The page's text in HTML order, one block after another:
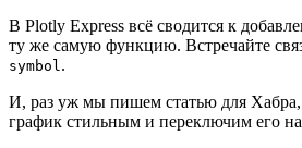
В Plotly Express всё сводится к
ту же самую функцию. Встречайте
symbol.
И, раз уж мы пишем статью для Хабра,
график стильным и переключим его